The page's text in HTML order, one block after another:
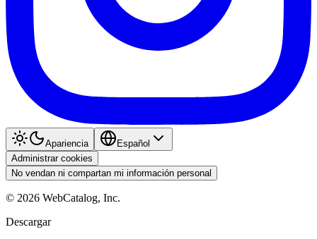
Apariencia
Español
Administrar cookies
No vendan ni compartan mi información personal
© 2026 WebCatalog, Inc.
Descargar